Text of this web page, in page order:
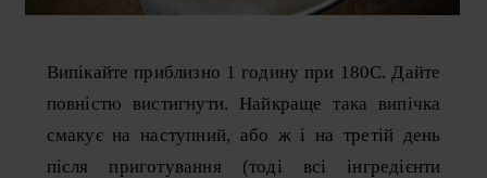
Випікайте приблизно 1 годину при 180С. Дайте
повністю вистигнути. Найкраще така випічка
смакує на наступний, або ж і на третій день
після приготування (тоді всі інгредієнти